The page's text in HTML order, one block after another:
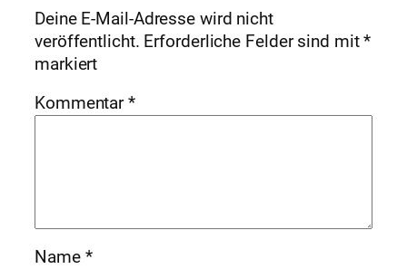
Deine E-Mail-Adresse wird nicht
veröffentlicht. Erforderliche Felder sind mit*
markiert
Kommentar*
Name *